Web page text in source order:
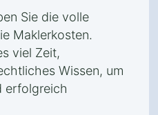
Sie die volle
Maklerkosten.
viel Zeit,
Wissen, um
erfolgreich